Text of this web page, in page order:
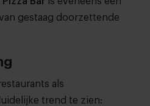
gestaag doorzettende
als
trend te zien: